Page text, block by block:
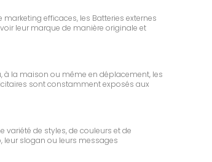
efficaces, les Batteries externes
leur marque de manière originale et
à la maison ou même en déplacement, les
sont constamment exposés aux
de styles, de couleurs et de
leur slogan ou leurs messages